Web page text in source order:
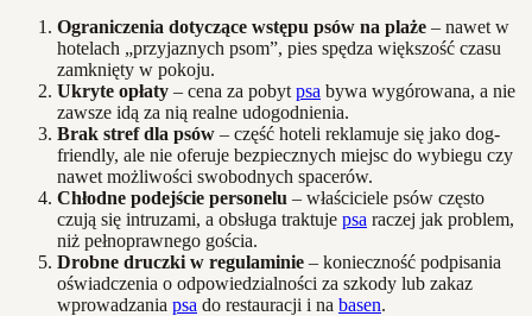
Ograniczenia dotyczące wstępu psów na plaże – nawet w
hotelach „przyjaznych psom”, pies spędza większość czasu
zamknięty w pokoju.
Ukryte opłaty – cena za pobyt psa bywa wygórowana, a nie
zawsze idą za nią realne udogodnienia.
Brak stref dla psów – część hoteli reklamuje się jako dog-
friendly, ale nie oferuje bezpiecznych miejsc do wybiegu czy
nawet możliwości swobodnych spacerów.
Chłodne podejście personelu – właściciele psów często
czują się intruzami, a obsługa traktuje psa raczej jak problem,
niż pełnoprawnego gościa.
Drobne druczki w regulaminie – konieczność podpisania
oświadczenia o odpowiedzialności za szkody lub zakaz
wprowadzania psa do restauracji i na basen.